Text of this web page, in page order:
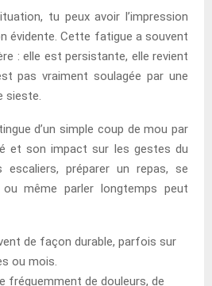
tu peux avoir l’impression
évidente. Cette fatigue a souvent
: elle est persistante, elle revient
pas vraiment soulagée par une
sieste.
d’un simple coup de mou par
et son impact sur les gestes du
escaliers, préparer un repas, se
même parler longtemps peut
de façon durable, parfois sur
ou mois.
fréquemment de douleurs, de